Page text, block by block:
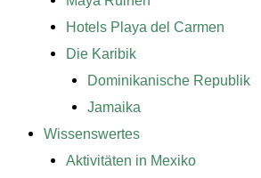
Hotels Playa del Carmen
Die Karibik
Dominikanische Republik
Jamaika
Wissenswertes
Aktivitäten in Mexiko